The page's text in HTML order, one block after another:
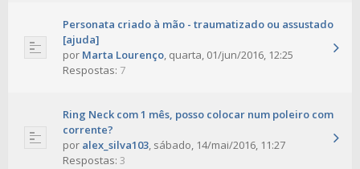
Personata criado à mão - traumatizado ou assustado
[ajuda]
por Marta Lourenço, quarta, 01/jun/2016, 12:25
Respostas: 7
Ring Neck com 1 mês, posso colocar num poleiro com
corrente?
por alex_silva103, sábado, 14/mai/2016, 11:27
Respostas: 3